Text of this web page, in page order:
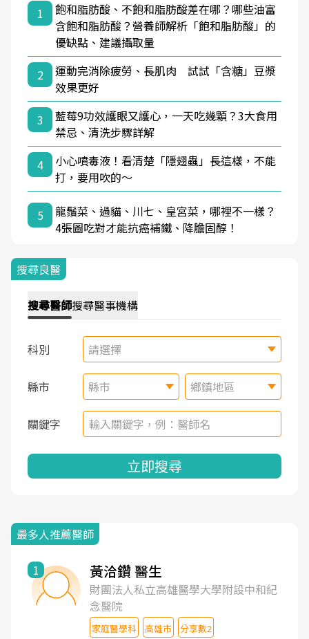
1
飽和脂肪酸、不飽和脂肪酸差在哪？哪些油富
含飽和脂肪酸？營養師解析「飽和脂肪酸」的
優缺點、建議攝取量
2
運動完消除疲勞、長肌肉 試試「含糖」豆漿
效果更好
3
藍莓9功效護眼又護心，一天吃幾顆？3大食用
禁忌、清洗步驟詳解
4
小心噴毒液！看清楚「隱翅蟲」長這樣，不能
打，要用吹的～
5
龍鬚菜、過貓、川七、皇宮菜，哪裡不一樣？
4張圖吃對才能抗癌補鐵、降膽固醇！
搜尋良醫
搜尋醫師搜尋醫事機構
科別 請選擇
縣市 縣市 鄉鎮地區
關鍵字
立即搜尋
最多人推薦醫師
1 黃洽鑽 醫生
財團法人私立高雄醫學大學附設中和紀
念醫院
家庭醫學科 高雄市 分享數2